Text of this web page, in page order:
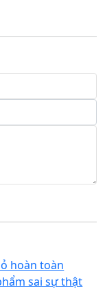
hoàn toàn
sai sự thật